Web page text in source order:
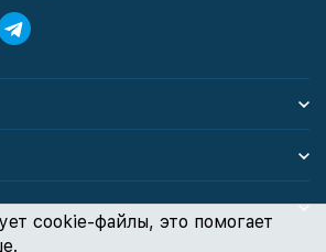
cookie-файлы, это помогает